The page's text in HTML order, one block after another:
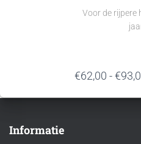
Voor de rijpere
€62,00 -€
Informatie